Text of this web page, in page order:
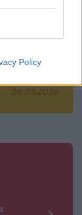
Policy
πρέπει να
του
Nolan
πρεμιέρα
26.05.2026